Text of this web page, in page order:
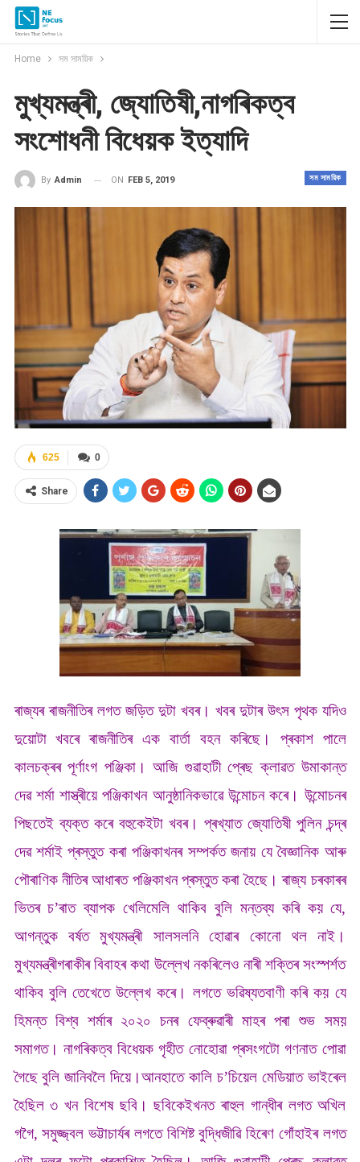
Home সম সাময়িক
মুখ্যমন্ত্ৰী, জ্যোতিষী,নাগৰিকত্ব
সংশোধনী বিধেয়ক ইত্যাদি
সম সাময়িক
By Admin ON FEB 5, 2019
0
625
Share
ৰাজ্যৰ ৰাজনীতিৰ লগত জড়িত দুটা খবৰ। খবৰ দুটাৰ উৎস পৃথক যদিও
দুয়োটা খবৰে ৰাজনীতিৰ এক বাৰ্তা বহন কৰিছে। প্ৰকাশ পালে
কালচক্ৰৰ পূৰ্ণাংগ পঞ্জিকা। আজি গুৱাহাটী প্ৰেছ ক্লাৱত উমাকান্ত
দেৱ শৰ্মা শাস্ত্ৰীয়ে পঞ্জিকাখন আনুষ্ঠানিকভাৱে উন্মোচন কৰে। উন্মোচনৰ
পিছতেই ব্যক্ত কৰে বহুকেইটা খবৰ। প্ৰখ্যাত জ্যোতিষী পুলিন চন্দ্ৰ
দেৱ শৰ্মাই প্ৰস্তুত কৰা পঞ্জিকাখনৰ সম্পৰ্কত জনায় যে বৈজ্ঞানিক আৰু
পৌৰাণিক নীতিৰ আধাৰত পঞ্জিকাখন প্ৰস্তুত কৰা হৈছে। ৰাজ্য চৰকাৰৰ
ভিতৰ চ’ৰাত ব্যাপক খেলিমেলি থাকিব বুলি মন্তব্য কৰি কয় যে,
আগন্তুক বৰ্ষত মুখ্যমন্ত্ৰী সালসলনি হোৱাৰ কোনো থল নাই।
মুখ্যমন্ত্ৰীগৰাকীৰ বিবাহৰ কথা উল্লেখ নকৰিলেও নাৰী শক্তিৰ সংস্পৰ্শত
থাকিব বুলি তেখেতে উল্লেখ কৰে‌। লগতে ভৱিষ্যতবাণী কৰি কয় যে
হিমন্ত বিশ্ব শৰ্মাৰ ২০২০ চনৰ ফেব্ৰুৱাৰী মাহৰ পৰা শুভ সময়
সমাগত। নাগৰিকত্ব বিধেয়ক গৃহীত নোহোৱা প্ৰসংগটো গণনাত পোৱা
গৈছে বুলি জানিবলৈ দিয়ে।আনহাতে কালি চ’চিয়েল মেডিয়াত ভাইৰেল
হৈছিল ৩ খন বিশেষ ছবি। ছবিকেইখনত ৰাহুল গান্ধীৰ লগত অখিল
গগৈ, সমুজ্জ্বল ভট্টাচাৰ্যৰ লগতে বিশিষ্ট বুদ্ধিজীৱি হিৰেণ গোঁহাইৰ লগত